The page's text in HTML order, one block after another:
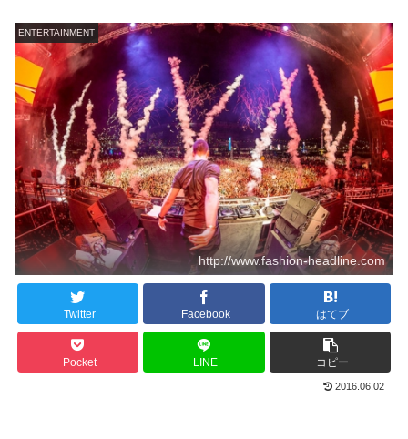
ENTERTAINMENT
http://www.fashion-headline.com
Twitter Facebook はてブ
Pocket LINE コピー
2016.06.02